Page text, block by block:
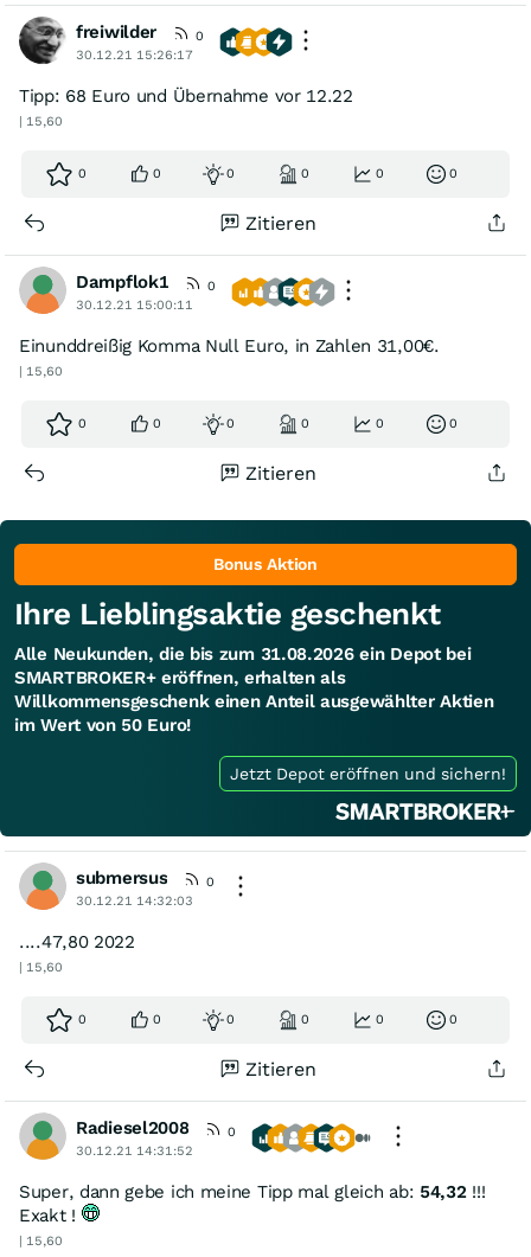
freiwilder
0
30.12.21 15:26:17
Tipp: 68 Euro und Übernahme vor 12.22
| 15,60
0 0 0 0 0 0
Zitieren
Dampflok1
0
30.12.21 15:00:11
Einunddreißig Komma Null Euro, in Zahlen 31,00€.
| 15,60
0 0 0 0 0 0
Zitieren
Bonus Aktion
Ihre Lieblingsaktie geschenkt
Alle Neukunden, die bis zum 31.08.2026 ein Depot bei
SMARTBROKER+ eröffnen, erhalten als
Willkommensgeschenk einen Anteil ausgewählter Aktien
im Wert von 50 Euro!
Jetzt Depot eröffnen und sichern!
submersus
0
30.12.21 14:32:03
....47,80 2022
| 15,60
0 0 0 0 0 0
Zitieren
Radiesel2008
0
30.12.21 14:31:52
Super, dann gebe ich meine Tipp mal gleich ab: 54,32!!!
Exakt !
| 15,60